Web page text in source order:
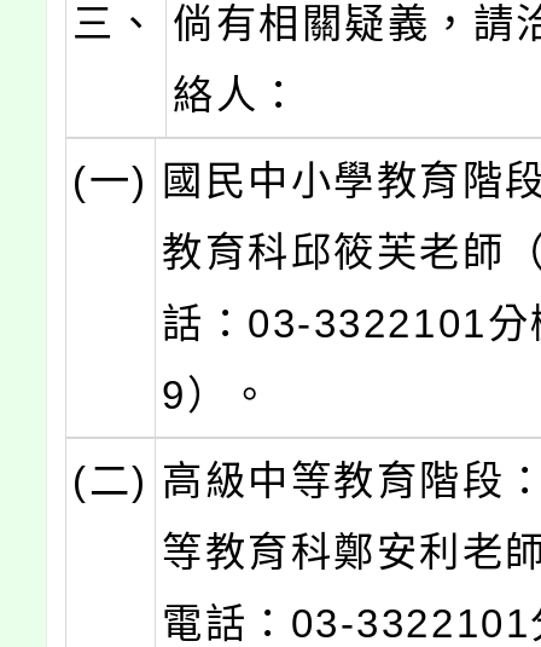
三、
倘有相關疑義，請
絡人：
(一) 國民中小學教育階
教育科邱筱芙老師
話：03-3322101
9）。
(二) 高級中等教育階段
等教育科鄭安利老
電話：03-